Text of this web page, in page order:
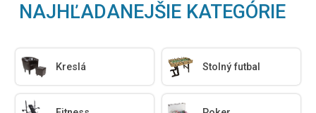
NAJHĽADANEJŠIE KATEGÓRIE
Kreslá Stolný futbal